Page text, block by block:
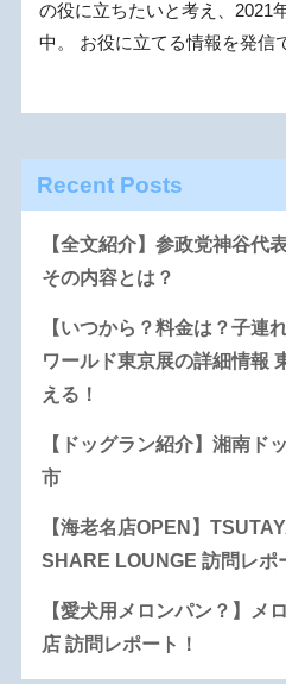
の役に立ちたいと考え、2021
中。 お役に立てる情報を発信
Recent Posts
【全文紹介】参政党神谷代
その内容とは？
【いつから？料金は？子連
ワールド東京展の詳細情報
える！
【ドッグラン紹介】湘南ド
市
【海老名店OPEN】
SHARE LOUNGE 訪問レポ
【愛犬用メロンパン？】メ
店 訪問レポート！